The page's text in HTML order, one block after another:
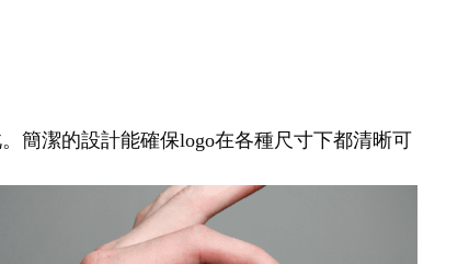
簡潔的設計能確保logo在各種尺寸下都清晰可